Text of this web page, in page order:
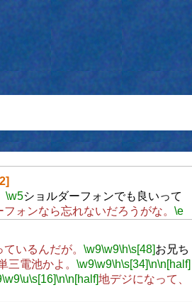
\w5ショルダーフォンでも良いって
ォンなら忘れないだろうがな。 \e
いるんだが。 \w9\w9\h\s[48]お兄ち
三電池かよ。 \w9\w9\h\s[34]\n\n[half]
\w9\u\s[16]\n\n[half]地デジになって、